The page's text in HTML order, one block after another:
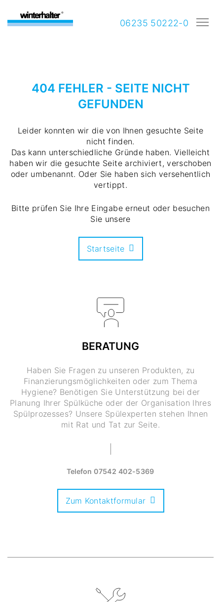
06235 50222-0
404 FEHLER - SEITE NICHT
GEFUNDEN
Leider konnten wir die von Ihnen gesuchte Seite
nicht finden.
Das kann unterschiedliche Gründe haben. Vielleicht
haben wir die gesuchte Seite archiviert, verschoben
oder umbenannt. Oder Sie haben sich versehentlich
vertippt.
Bitte prüfen Sie Ihre Eingabe erneut oder besuchen
Sie unsere
Startseite
BERATUNG
Haben Sie Fragen zu unseren Produkten, zu
Finanzierungsmöglichkeiten oder zum Thema
Hygiene? Benötigen Sie Unterstützung bei der
Planung Ihrer Spülküche oder der Organisation Ihres
Spülprozesses? Unsere Spülexperten stehen Ihnen
mit Rat und Tat zur Seite.
Telefon07542 402-5369
Zum Kontaktformular